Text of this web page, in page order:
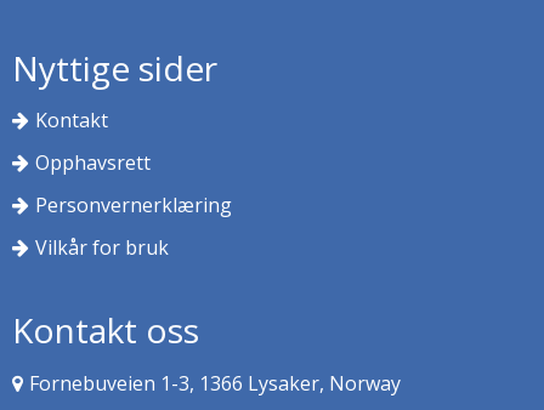
Nyttige sider
Kontakt
Opphavsrett
Personvernerklæring
Vilkår for bruk
Kontakt oss
Fornebuveien 1-3, 1366 Lysaker, Norway